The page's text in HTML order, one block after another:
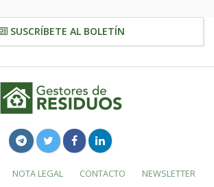
SUSCRÍBETE AL BOLETÍN
NOTA LEGAL CONTACTO NEWSLETTER